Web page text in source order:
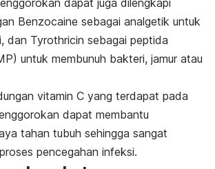
dapat juga dilengkapi
Benzocaine sebagai analgetik untuk
dan Tyrothricin sebagai peptida
untuk membunuh bakteri, jamur atau
vitamin C yang terdapat pada
dapat membantu
tahan tubuh sehingga sangat
pencegahan infeksi.